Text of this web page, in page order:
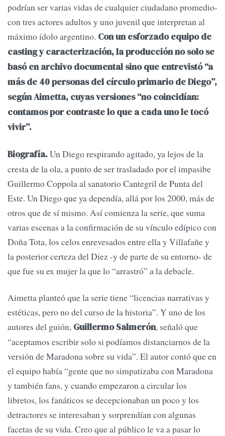
podrían ser varias vidas de cualquier ciudadano promedio-
con tres actores adultos y uno juvenil que interpretan al
máximo ídolo argentino. Con un esforzado equipo de
casting y caracterización, la producción no solo se
basó en archivo documental sino que entrevistó “a
más de 40 personas del círculo primario de Diego”,
según Aimetta, cuyas versiones “no coincidían:
contamos por contraste lo que a cada uno le tocó
vivir”.
Biografía.Un Diego respirando agitado, ya lejos de la
cresta de la ola, a punto de ser trasladado por el impasibe
Guillermo Coppola al sanatorio Cantegril de Punta del
Este. Un Diego que ya dependía, allá por los 2000, más de
otros que de sí mismo. Así comienza la serie, que suma
varias escenas a la confirmación de su vínculo edípico con
Doña Tota, los celos enrevesados entre ella y Villafañe y
la posterior certeza del Diez -y de parte de su entorno- de
que fue su ex mujer la que lo “arrastró” a la debacle.
Aimetta planteó que la serie tiene “licencias narrativas y
estéticas, pero no del curso de la historia”. Y uno de los
autores del guión, Guillermo Salmerón, señaló que
“aceptamos escribir solo si podíamos distanciarnos de la
versión de Maradona sobre su vida”. El autor contó que en
el equipo había “gente que no simpatizaba con Maradona
y también fans, y cuando empezaron a circular los
libretos, los fanáticos se decepcionaban un poco y los
detractores se interesaban y sorprendían con algunas
facetas de su vida. Creo que al público le va a pasar lo